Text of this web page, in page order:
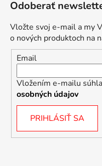
Odoberať
Vložte svoj e-mail a my
o nových produktoch na
Email
Vložením e-mailu
osobných údajov
PRIHLÁSIŤ SA